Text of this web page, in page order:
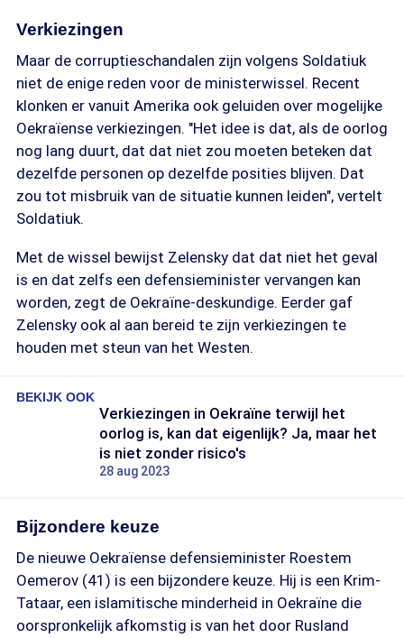
Verkiezingen
Maar de corruptieschandalen zijn volgens Soldatiuk
niet de enige reden voor de ministerwissel. Recent
klonken er vanuit Amerika ook geluiden over mogelijke
Oekraïense verkiezingen. "Het idee is dat, als de oorlog
nog lang duurt, dat dat niet zou moeten beteken dat
dezelfde personen op dezelfde posities blijven. Dat
zou tot misbruik van de situatie kunnen leiden", vertelt
Soldatiuk.
Met de wissel bewijst Zelensky dat dat niet het geval
is en dat zelfs een defensieminister vervangen kan
worden, zegt de Oekraïne-deskundige. Eerder gaf
Zelensky ook al aan bereid te zijn verkiezingen te
houden met steun van het Westen.
BEKIJK OOK
Verkiezingen in Oekraïne terwijl het
oorlog is, kan dat eigenlijk? Ja, maar het
is niet zonder risico's
28 aug 2023
Bijzondere keuze
De nieuwe Oekraïense defensieminister Roestem
Oemerov (41) is een bijzondere keuze. Hij is een Krim-
Tataar, een islamitische minderheid in Oekraïne die
oorspronkelijk afkomstig is van het door Rusland